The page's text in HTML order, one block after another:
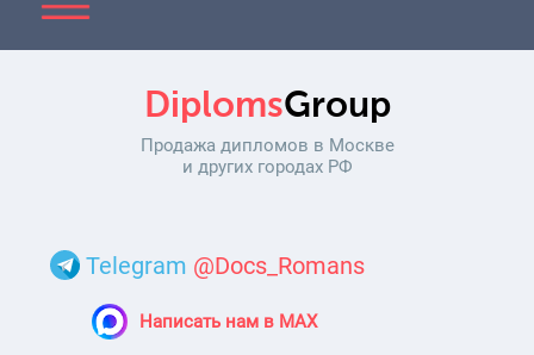
DiplomsGroup
Продажа дипломов в Москве
и других городах РФ
Telegram @Docs_Romans
Написать нам в MAX